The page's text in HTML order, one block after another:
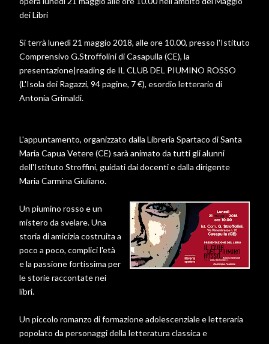
dei Libri
Si terrà lunedì 21 maggio 2018, alle ore 10.00, presso l'Istituto
Comprensivo G.Stroffolini di Casapulla (CE), la
presentazione|reading de IL CLUB DEL PIUMINO ROSSO
(L'Isola dei Ragazzi, 94 pagine, 7 €), esordio letterario di
Antonia Grimaldi.
L'appuntamento, organizzato dalla Libreria Spartaco di Santa
Maria Capua Vetere (CE) sarà animato da tutti gli alunni
dell'Istituto Stroffini, guidati dai docenti e dalla dirigente
Maria Carmina Giuliano.
Un piumino rosso e un
mistero da svelare. Una
storia di amicizia costruita a
poco a poco, complici l'età
e la passione fortissima per
le storie raccontate nei
libri.
Un piccolo romanzo di formazione adolescenziale e letteraria
popolato da personaggi della letteratura classica e